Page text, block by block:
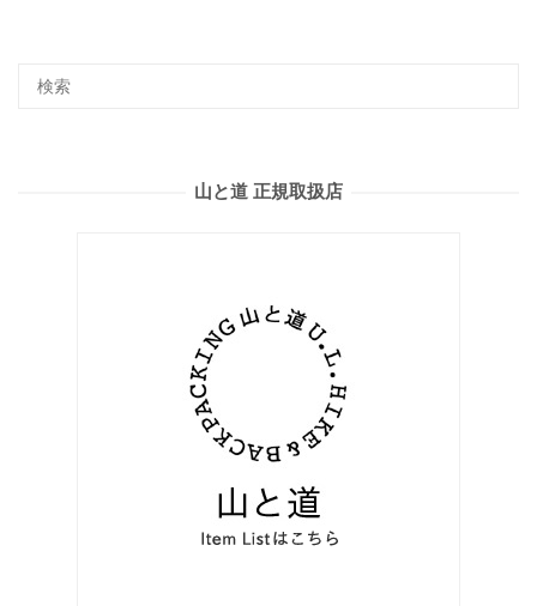
山と道 正規取扱店